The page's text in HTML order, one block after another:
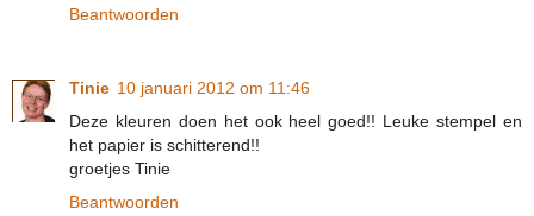
Beantwoorden
Tinie 10 januari 2012 om 11:46
Deze kleuren doen het ook heel goed!! Leuke stempel en
het papier is schitterend!!
groetjes Tinie
Beantwoorden